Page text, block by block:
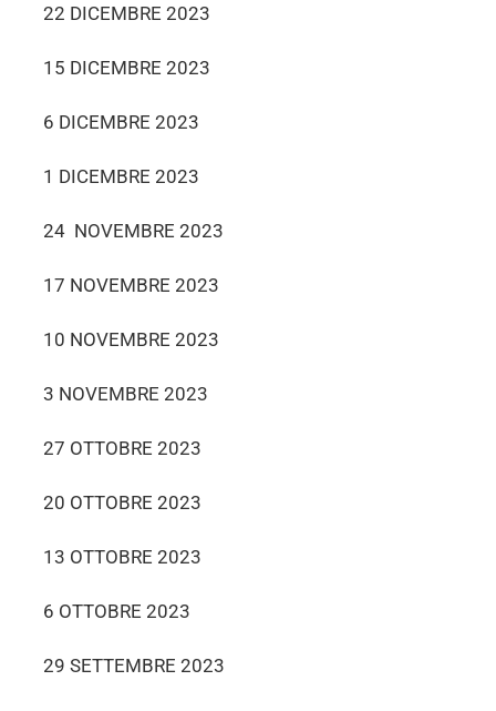
22 DICEMBRE 2023
15 DICEMBRE 2023
6 DICEMBRE 2023
1 DICEMBRE 2023
24 NOVEMBRE 2023
17 NOVEMBRE 2023
10 NOVEMBRE 2023
3 NOVEMBRE 2023
27 OTTOBRE 2023
20 OTTOBRE 2023
13 OTTOBRE 2023
6 OTTOBRE 2023
29 SETTEMBRE 2023